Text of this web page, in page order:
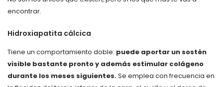
encontrar.
Hidroxiapatita cálcica
Tiene un comportamiento doble: puede aportar un sostén
visible bastante pronto y además estimular colágeno
durante los meses siguientes.Se emplea con frecuencia en